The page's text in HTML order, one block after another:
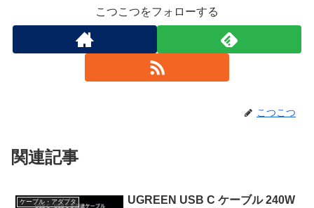
こつこつをフォローする
こつこつ
関連記事
ケーブル・アダプタ
UGREEN USB C ケーブル 240W